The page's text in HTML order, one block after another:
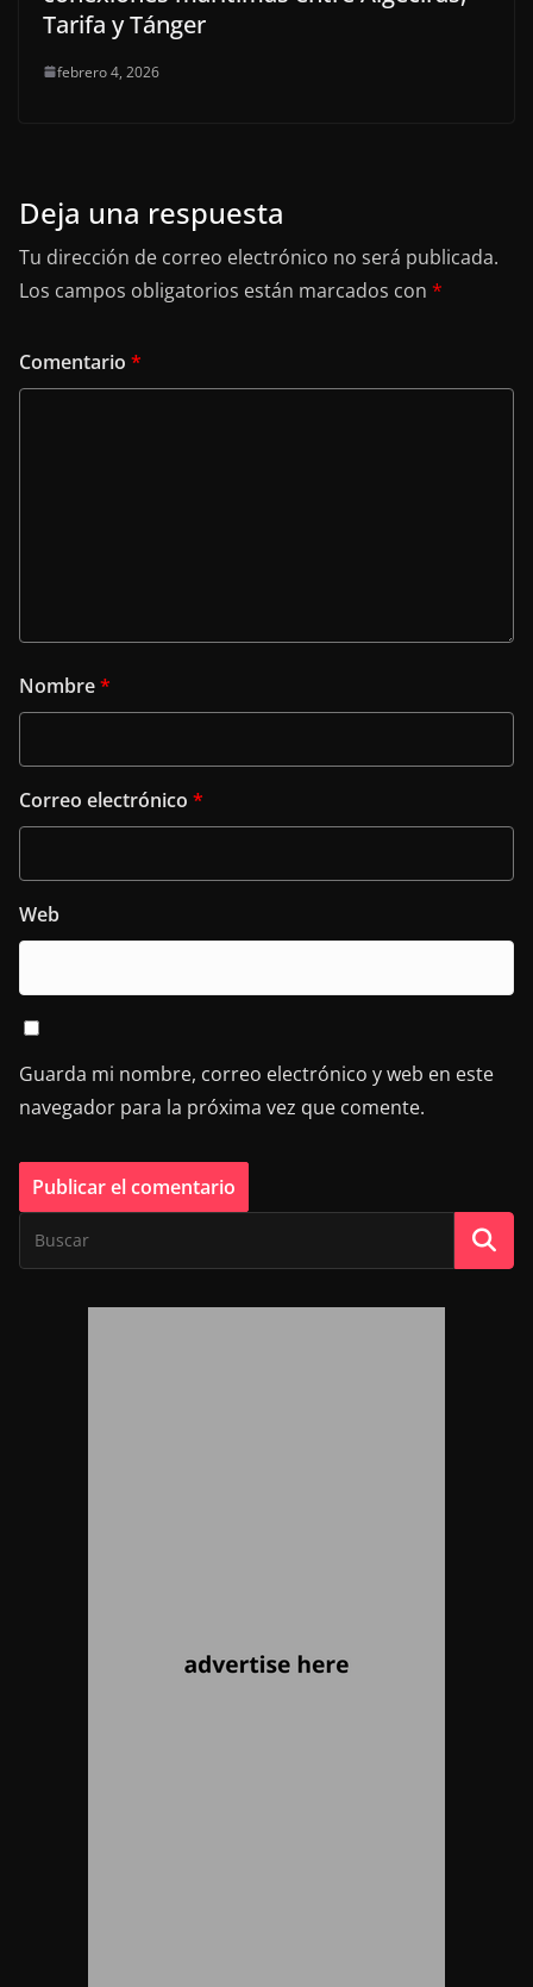
Tarifa y Tánger
febrero 4, 2026
Deja una respuesta
Tu dirección de correo electrónico no será publicada.
Los campos obligatorios están marcados con *
Comentario *
Nombre*
Correo electrónico *
Web
Guarda mi nombre, correo electrónico y web en este
navegador para la próxima vez que comente.